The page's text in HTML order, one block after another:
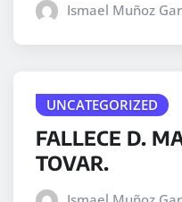
Ismael Muñoz
UNCATEGORIZED
FALLECE D.
TOVAR.